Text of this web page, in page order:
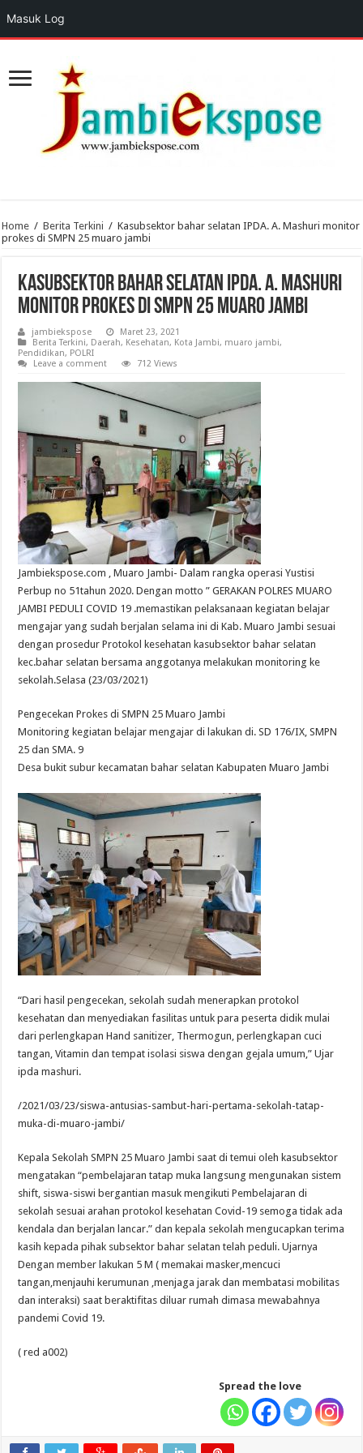
Home / Berita Terkini / Kasubsektor bahar selatan IPDA. A. Mashuri monitor
prokes di SMPN 25 muaro jambi
Kasubsektor bahar selatan IPDA. A. Mashuri
monitor prokes di SMPN 25 muaro jambi
jambiekspose
Maret 23, 2021
Berita Terkini, Daerah, Kesehatan, Kota Jambi, muaro jambi,
Pendidikan, POLRI
Leave a comment
712 Views
Jambiekspose.com , Muaro Jambi- Dalam rangka operasi Yustisi
Perbup no 51tahun 2020. Dengan motto ” GERAKAN POLRES MUARO
JAMBI PEDULI COVID 19 .memastikan pelaksanaan kegiatan belajar
mengajar yang sudah berjalan selama ini di Kab. Muaro Jambi sesuai
dengan prosedur Protokol kesehatan kasubsektor bahar selatan
kec.bahar selatan bersama anggotanya melakukan monitoring ke
sekolah.Selasa (23/03/2021)
Pengecekan Prokes di SMPN 25 Muaro Jambi
Monitoring kegiatan belajar mengajar di lakukan di. SD 176/IX, SMPN
25 dan SMA. 9
Desa bukit subur kecamatan bahar selatan Kabupaten Muaro Jambi
“Dari hasil pengecekan, sekolah sudah menerapkan protokol
kesehatan dan menyediakan fasilitas untuk para peserta didik mulai
dari perlengkapan Hand sanitizer, Thermogun, perlengkapan cuci
tangan, Vitamin dan tempat isolasi siswa dengan gejala umum,” Ujar
ipda mashuri.
/2021/03/23/siswa-antusias-sambut-hari-pertama-sekolah-tatap-
muka-di-muaro-jambi/
Kepala Sekolah SMPN 25 Muaro Jambi saat di temui oleh kasubsektor
mengatakan “pembelajaran tatap muka langsung mengunakan sistem
shift, siswa-siswi bergantian masuk mengikuti Pembelajaran di
sekolah sesuai arahan protokol kesehatan Covid-19 semoga tidak ada
kendala dan berjalan lancar.” dan kepala sekolah mengucapkan terima
kasih kepada pihak subsektor bahar selatan telah peduli. Ujarnya
Dengan member lakukan 5 M ( memakai masker,mencuci
tangan,menjauhi kerumunan ,menjaga jarak dan membatasi mobilitas
dan interaksi) saat beraktifitas diluar rumah dimasa mewabahnya
pandemi Covid 19.
( red a002)
Spread the love
Masuk Log